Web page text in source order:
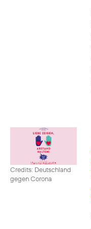
Credits: Deutschland
gegen Corona